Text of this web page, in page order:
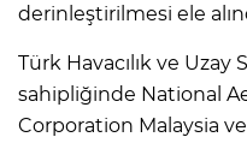
derinleştirilmesi ele
Türk Havacılık ve Uzay
sahipliğinde National
Corporation Malaysia